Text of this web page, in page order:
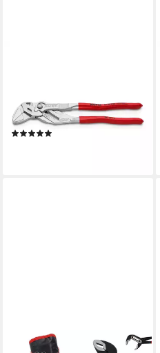
Zange und
Schraubenschlüssel in einem
BOOMET